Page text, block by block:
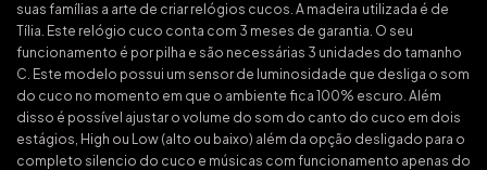
suas famílias a arte de criar relógios cucos. A madeira utilizada é de
Tília. Este relógio cuco conta com 3 meses de garantia. O seu
funcionamento é por pilha e são necessárias 3 unidades do tamanho
C. Este modelo possui um sensor de luminosidade que desliga o som
do cuco no momento em que o ambiente fica 100% escuro. Além
disso é possível ajustar o volume do som do canto do cuco em dois
estágios, High ou Low (alto ou baixo) além da opção desligado para o
completo silencio do cuco e músicas com funcionamento apenas do